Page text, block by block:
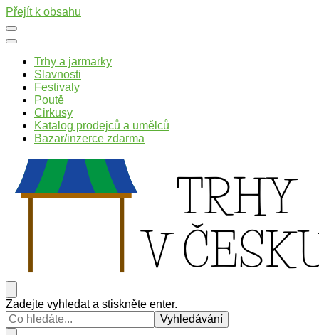
Přejít k obsahu
Trhy a jarmarky
Slavnosti
Festivaly
Poutě
Cirkusy
Katalog prodejců a umělců
Bazar/inzerce zdarma
Trhy v Česku
Trhy, jarmarky, slavnosti a poutě v České republice
Hledáte
něco
?
Zadejte vyhledat a stiskněte enter.